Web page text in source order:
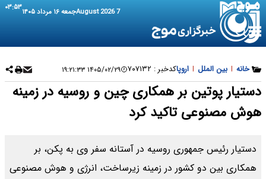
7 August 2026 جمعه ۱۶ مرداد ۱۴۰۵ ۰۳:۵۳
خانه | بین الملل | اروپاکدخبر : ۷۰۷۱۳۲ ۱۴۰۵/۰۲/۲۹ ۱۹:۲۱:۳۳
دستیار پوتین بر همکاری چین و روسیه در زمینه
هوش مصنوعی تاکید کرد
دستیار رئیس جمهوری روسیه در آستانه سفر وی به پکن، بر
همکاری بین دو کشور در زمینه‌ زیرساخت، انرژی و هوش مصنوعی